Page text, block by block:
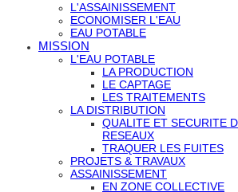
L'ASSAINISSEMENT
ECONOMISER L'EAU
EAU POTABLE
MISSION
L'EAU POTABLE
LA PRODUCTION
LE CAPTAGE
LES TRAITEMENTS
LA DISTRIBUTION
QUALITE ET SECURITE
RESEAUX
TRAQUER LES FUITES
PROJETS & TRAVAUX
ASSAINISSEMENT
EN ZONE COLLECTIVE